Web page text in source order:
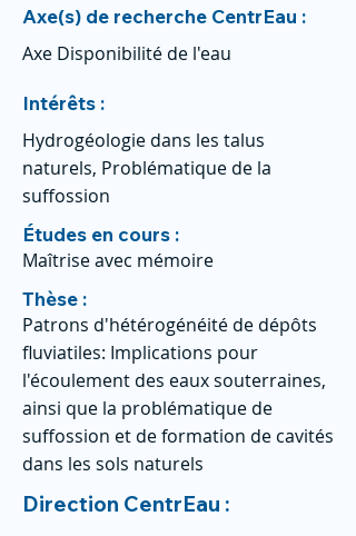
Axe(s) de recherche CentrEau :
Axe Disponibilité de l'eau
Intérêts :
Hydrogéologie dans les talus
naturels, Problématique de la
suffossion
Études en cours :
Maîtrise avec mémoire
Thèse :
Patrons d'hétérogénéité de dépôts
fluviatiles: Implications pour
l'écoulement des eaux souterraines,
ainsi que la problématique de
suffossion et de formation de cavités
dans les sols naturels
Direction CentrEau :